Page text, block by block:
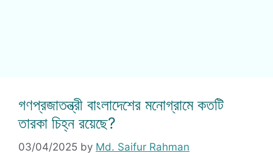
গণপ্রজাতন্ত্রী বাংলাদেশের মনোগ্রামে কতটি
তারকা চিহ্ন রয়েছে?
03/04/2025 by Md. Saifur Rahman